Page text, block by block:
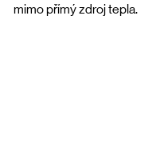
mimo přímý zdroj tepla.